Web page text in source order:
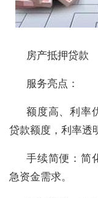
房产抵押贷款
服务亮点：
额度高、利率
贷款额度，利率透
手续简便：简
急资金需求。